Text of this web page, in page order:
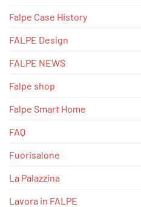
Falpe Case History
FALPE Design
FALPE NEWS
Falpe shop
Falpe Smart Home
FAQ
Fuorisalone
La Palazzina
Lavora in FALPE